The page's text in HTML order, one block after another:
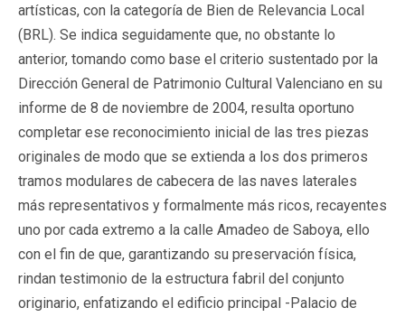
artísticas, con la categoría de Bien de Relevancia Local
(BRL). Se indica seguidamente que, no obstante lo
anterior, tomando como base el criterio sustentado por la
Dirección General de Patrimonio Cultural Valenciano en su
informe de 8 de noviembre de 2004, resulta oportuno
completar ese reconocimiento inicial de las tres piezas
originales de modo que se extienda a los dos primeros
tramos modulares de cabecera de las naves laterales
más representativos y formalmente más ricos, recayentes
uno por cada extremo a la calle Amadeo de Saboya, ello
con el fin de que, garantizando su preservación física,
rindan testimonio de la estructura fabril del conjunto
originario, enfatizando el edificio principal -Palacio de